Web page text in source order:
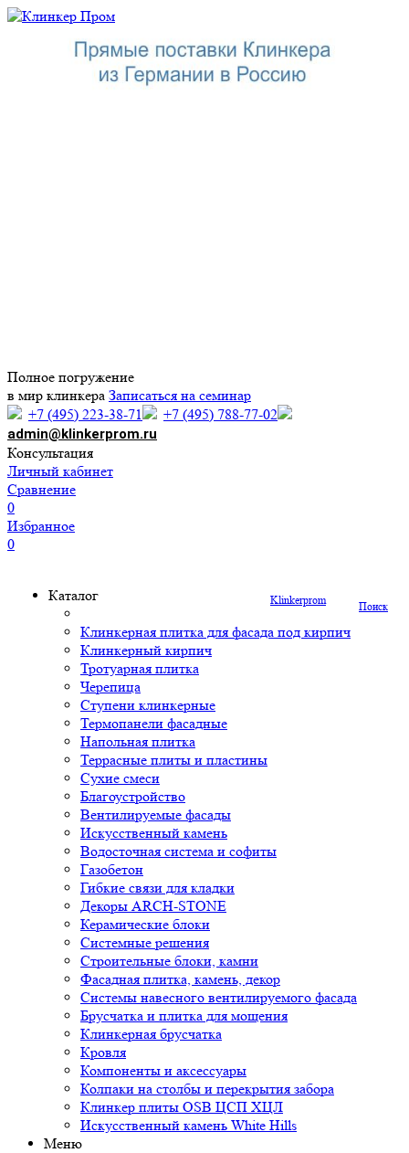
Полное погружение
в мир клинкера Записаться на семинар
+7 (495) 223-38-71
+7 (495) 788-77-02
admin@klinkerprom.ru
Консультация
Личный кабинет
Сравнение
0
Избранное
0
Поиск
Klinkerprom
Каталог
Клинкерная плитка для фасада под кирпич
Клинкерный кирпич
Тротуарная плитка
Черепица
Ступени клинкерные
Термопанели фасадные
Напольная плитка
Террасные плиты и пластины
Сухие смеси
Благоустройство
Вентилируемые фасады
Искусственный камень
Водосточная система и софиты
Газобетон
Гибкие связи для кладки
Декоры ARCH-STONE
Керамические блоки
Системные решения
Строительные блоки, камни
Фасадная плитка, камень, декор
Системы навесного вентилируемого фасада
Брусчатка и плитка для мощения
Клинкерная брусчатка
Кровля
Компоненты и аксессуары
Колпаки на столбы и перекрытия забора
Клинкер плиты OSB ЦСП ХЦЛ
Искусственный камень White Hills
Меню